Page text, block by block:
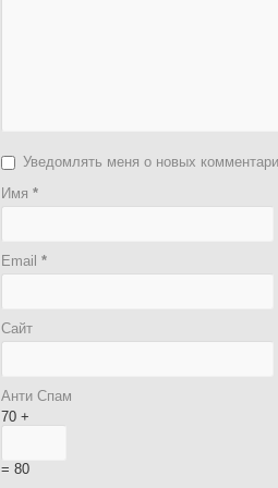
Уведомлять меня о новых
Имя *
Email *
Сайт
Анти Спам
70 +
= 80